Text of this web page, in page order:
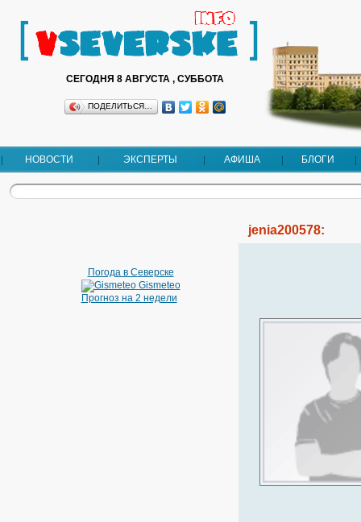
СЕГОДНЯ 8 АВГУСТА , СУББОТА
ПОДЕЛИТЬСЯ…
НОВОСТИ ЭКСПЕРТЫ АФИША БЛОГИ
Погода в Северске
Gismeteo
Прогноз на 2 недели
jenia200578: